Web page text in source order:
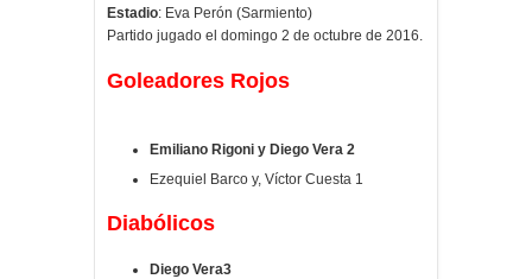
Estadio: Eva Perón (Sarmiento)
Partido jugado el domingo 2 de octubre de 2016.
Goleadores Rojos
Emiliano Rigoni y Diego Vera 2
Ezequiel Barco y, Víctor Cuesta 1
Diabólicos
Diego Vera3